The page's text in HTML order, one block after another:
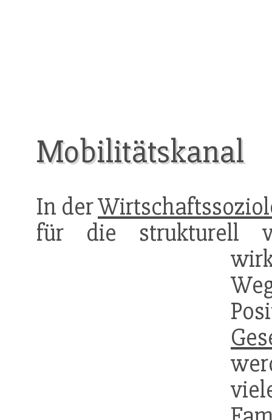
Mobilitätskanal
In der
für die strukturell